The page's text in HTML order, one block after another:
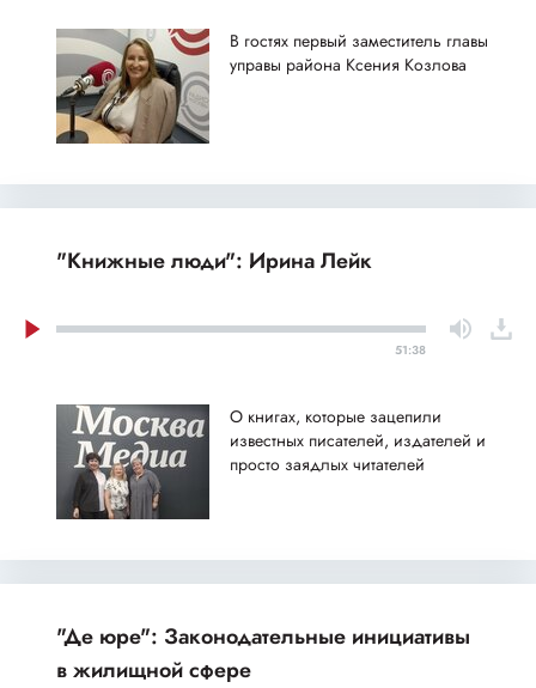
В гостях первый заместитель главы
управы района Ксения Козлова
"Книжные люди": Ирина Лейк
51:38
О книгах, которые зацепили
известных писателей, издателей и
просто заядлых читателей
"Де юре": Законодательные инициативы
в жилищной сфере